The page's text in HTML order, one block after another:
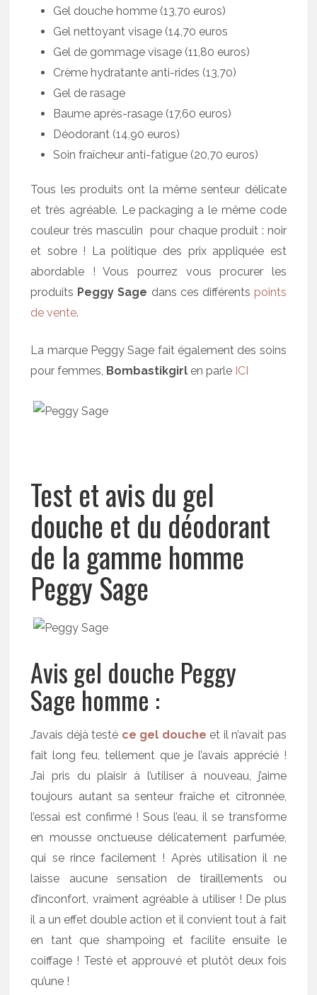
Gel douche homme (13,70 euros)
Gel nettoyant visage (14,70 euros
Gel de gommage visage (11,80 euros)
Crème hydratante anti-rides (13,70)
Gel de rasage
Baume après-rasage (17,60 euros)
Déodorant (14,90 euros)
Soin fraîcheur anti-fatigue (20,70 euros)
Tous les produits ont la même senteur délicate
et très agréable. Le packaging a le même code
couleur très masculin pour chaque produit : noir
et sobre ! La politique des prix appliquée est
abordable ! Vous pourrez vous procurer les
produits Peggy Sage dans ces différents points
de vente.
La marque Peggy Sage fait également des soins
pour femmes, Bombastikgirl en parle ICI
Test et avis du gel
douche et du déodorant
de la gamme homme
Peggy Sage
Avis gel douche Peggy
Sage homme :
J’avais déjà testé ce gel douche et il n’avait pas
fait long feu, tellement que je l’avais apprécié !
J’ai pris du plaisir à l’utiliser à nouveau, j’aime
toujours autant sa senteur fraîche et citronnée,
l’essai est confirmé ! Sous l’eau, il se transforme
en mousse onctueuse délicatement parfumée,
qui se rince facilement ! Après utilisation il ne
laisse aucune sensation de tiraillements ou
d’inconfort, vraiment agréable à utiliser ! De plus
il a un effet double action et il convient tout à fait
en tant que shampoing et facilite ensuite le
coiffage ! Testé et approuvé et plutôt deux fois
qu’une !